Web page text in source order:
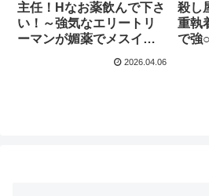
主任！Hなお薬飲んで下さ
い！～強気なエリートリ
ーマンが媚薬でメスイキ
2026.04.06
殺し
重執
で強